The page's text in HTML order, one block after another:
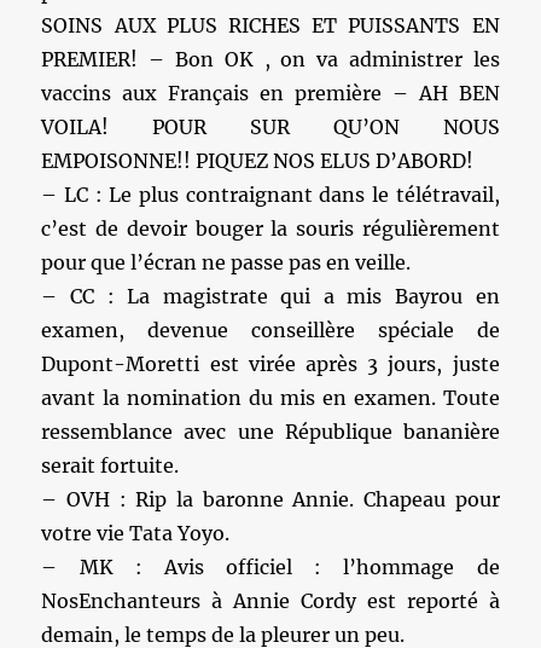
SOINS AUX PLUS RICHES ET PUISSANTS EN
PREMIER! – Bon OK , on va administrer les
vaccins aux Français en première – AH BEN
VOILA! POUR SUR QU’ON NOUS
EMPOISONNE!! PIQUEZ NOS ELUS D’ABORD!
– LC : Le plus contraignant dans le télétravail,
c’est de devoir bouger la souris régulièrement
pour que l’écran ne passe pas en veille.
– CC : La magistrate qui a mis Bayrou en
examen, devenue conseillère spéciale de
Dupont-Moretti est virée après 3 jours, juste
avant la nomination du mis en examen. Toute
ressemblance avec une République bananière
serait fortuite.
– OVH : Rip la baronne Annie. Chapeau pour
votre vie Tata Yoyo.
– MK : Avis officiel : l’hommage de
NosEnchanteurs à Annie Cordy est reporté à
demain, le temps de la pleurer un peu.